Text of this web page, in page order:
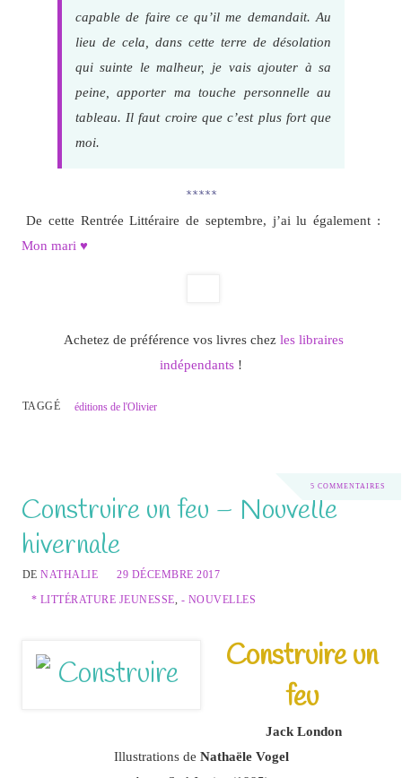
capable de faire ce qu’il me demandait. Au
lieu de cela, dans cette terre de désolation
qui suinte le malheur, je vais ajouter à sa
peine, apporter ma touche personnelle au
tableau. Il faut croire que c’est plus fort que
moi.
*****
De cette Rentrée Littéraire de septembre, j’ai lu également :
Mon mari ♥
Achetez de préférence vos livres chez les libraires
indépendants !
TAGGÉ éditions de l'Olivier
5 COMMENTAIRES
Construire un feu – Nouvelle
hivernale
DENATHALIE
29 DÉCEMBRE 2017
* LITTÉRATURE JEUNESSE, - NOUVELLES
Construire un
feu
Jack London
Illustrations de Nathaële Vogel